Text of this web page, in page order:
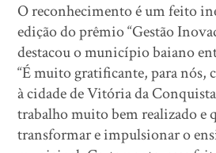
O reconhecimento é um feito
edição do prêmio “Gestão
destacou o município baiano
“É muito gratificante, para nós,
à cidade de Vitória da
trabalho muito bem realizado e
transformar e impulsionar o